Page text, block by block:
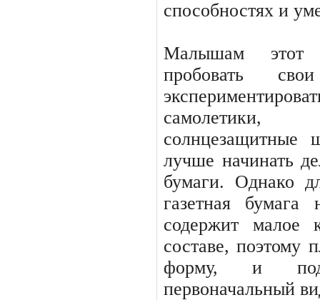
способностях и
Малышам этот
пробовать
самолетики,
лучше начинать
бумаги. Однако
газетная
содержит малое
составе, поэтому
форму, и
первоначальный